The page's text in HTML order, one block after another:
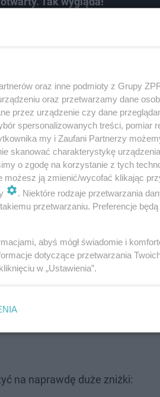
na naprawdę duże zniżki:
oraz inne podmioty z Grupy
oraz przetwarzamy dane
przez urządzenie czy dane
spersonalizowanych treści, pomiar
my i Zaufani Partnerzy
skanować charakterystykę
o zgodę na korzystanie z tych
możesz ją zmienić/wycofać klikając
. Niektóre rodzaje przetwarzania
przetwarzaniu. Preferencje
abyś mógł świadomie i
dotyczące przetwarzania
w „Ustawienia”.